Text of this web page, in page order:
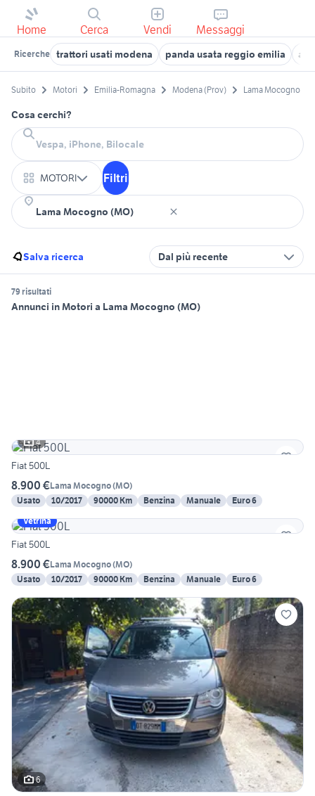
Home Cerca Vendi Messaggi
Ricerche trattori usati modena panda usata reggio emilia
Subito Motori Emilia-Romagna Modena (Prov) Lama Mocogno
Cosa cerchi?
MOTORI Filtri
Salva ricerca Dal più recente
79 risultati
Annunci in Motori a Lama Mocogno (MO)
4
Fiat 500L
8.900 €Lama Mocogno(MO)
Usato
10/2017 90000 Km Benzina Manuale
Euro 6
Vetrina
Fiat 500L
8.900 €Lama Mocogno(MO)
Usato
10/2017 90000 Km Benzina Manuale Euro 6
6